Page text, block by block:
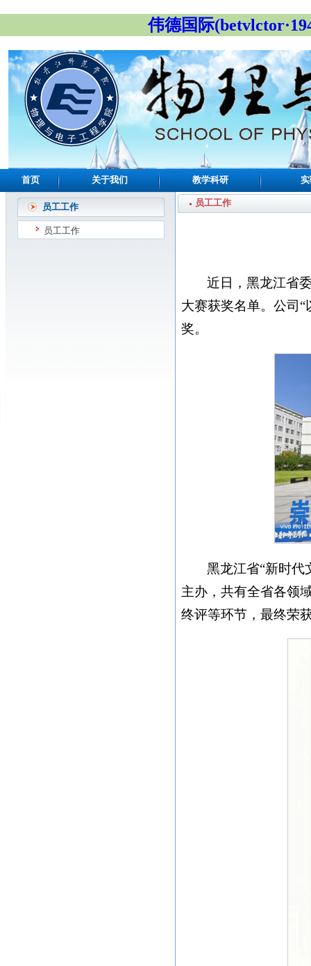
伟德国际
首页 关于我们 教学科研
员工工作
员工工作
员工工作
近日，黑龙江省
大赛获奖名单。公司
奖。
黑龙江省“新时代
主办，共有全省各领
终评等环节，最终荣